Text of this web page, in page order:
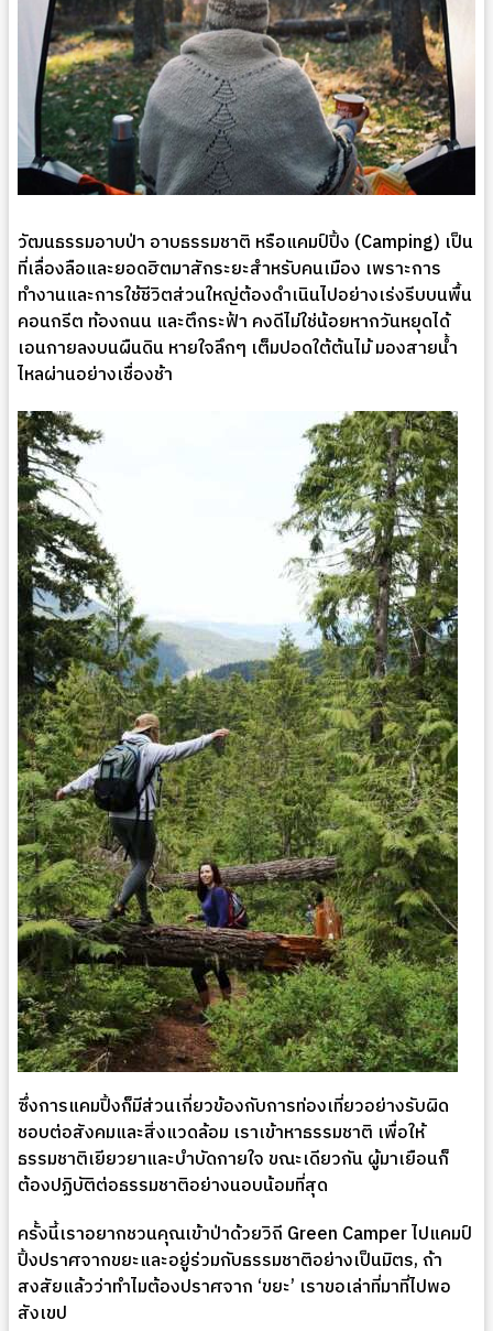
วัฒนธรรมอาบป่า อาบธรรมชาติ หรือแคมป์ปิ้ง (Camping) เป็น
ที่เลื่องลือและยอดฮิตมาสักระยะสำหรับคนเมือง เพราะการ
ทำงานและการใช้ชีวิตส่วนใหญ่ต้องดำเนินไปอย่างเร่งรีบบนพื้น
คอนกรีต ท้องถนน และตึกระฟ้า คงดีไม่ใช่น้อยหากวันหยุดได้
เอนกายลงบนผืนดิน หายใจลึกๆ เต็มปอดใต้ต้นไม้ มองสายน้ำ
ไหลผ่านอย่างเชื่องช้า
ซึ่งการแคมปิ้งก็มีส่วนเกี่ยวข้องกับการท่องเที่ยวอย่างรับผิด
ชอบต่อสังคมและสิ่งแวดล้อม เราเข้าหาธรรมชาติ เพื่อให้
ธรรมชาติเยียวยาและบำบัดกายใจ ขณะเดียวกัน ผู้มาเยือนก็
ต้องปฏิบัติต่อธรรมชาติอย่างนอบน้อมที่สุด
ครั้งนี้เราอยากชวนคุณเข้าป่าด้วยวิถี Green Camper ไปแคมป์
ปิ้งปราศจากขยะและอยู่ร่วมกับธรรมชาติอย่างเป็นมิตร, ถ้า
สงสัยแล้วว่าทำไมต้องปราศจาก ‘ขยะ’ เราขอเล่าที่มาที่ไปพอ
สังเขป